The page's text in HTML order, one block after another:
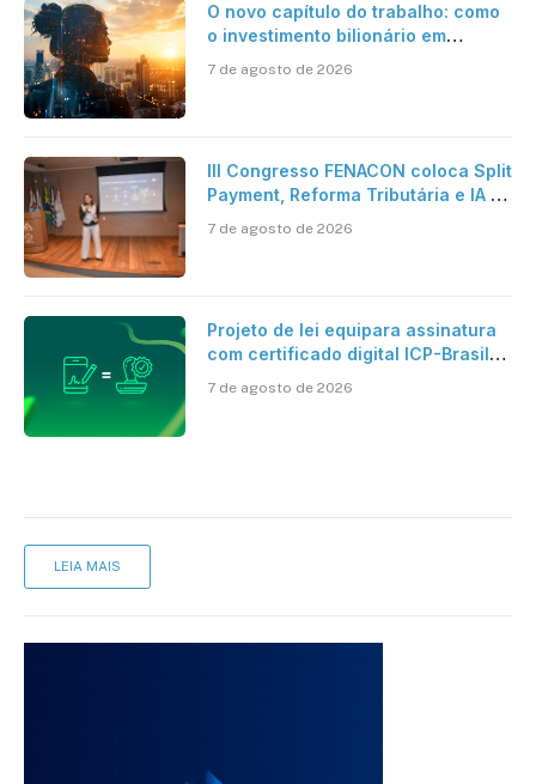
O novo capítulo do trabalho: como
o investimento bilionário em
verdadeira era da inteligência
7 de agosto de 2026
III Congresso FENACON coloca Split
Payment, Reforma Tributária e IA no
7 de agosto de 2026
Projeto de lei equipara assinatura
com certificado digital ICP-Brasil
cartório
7 de agosto de 2026
LEIA MAIS